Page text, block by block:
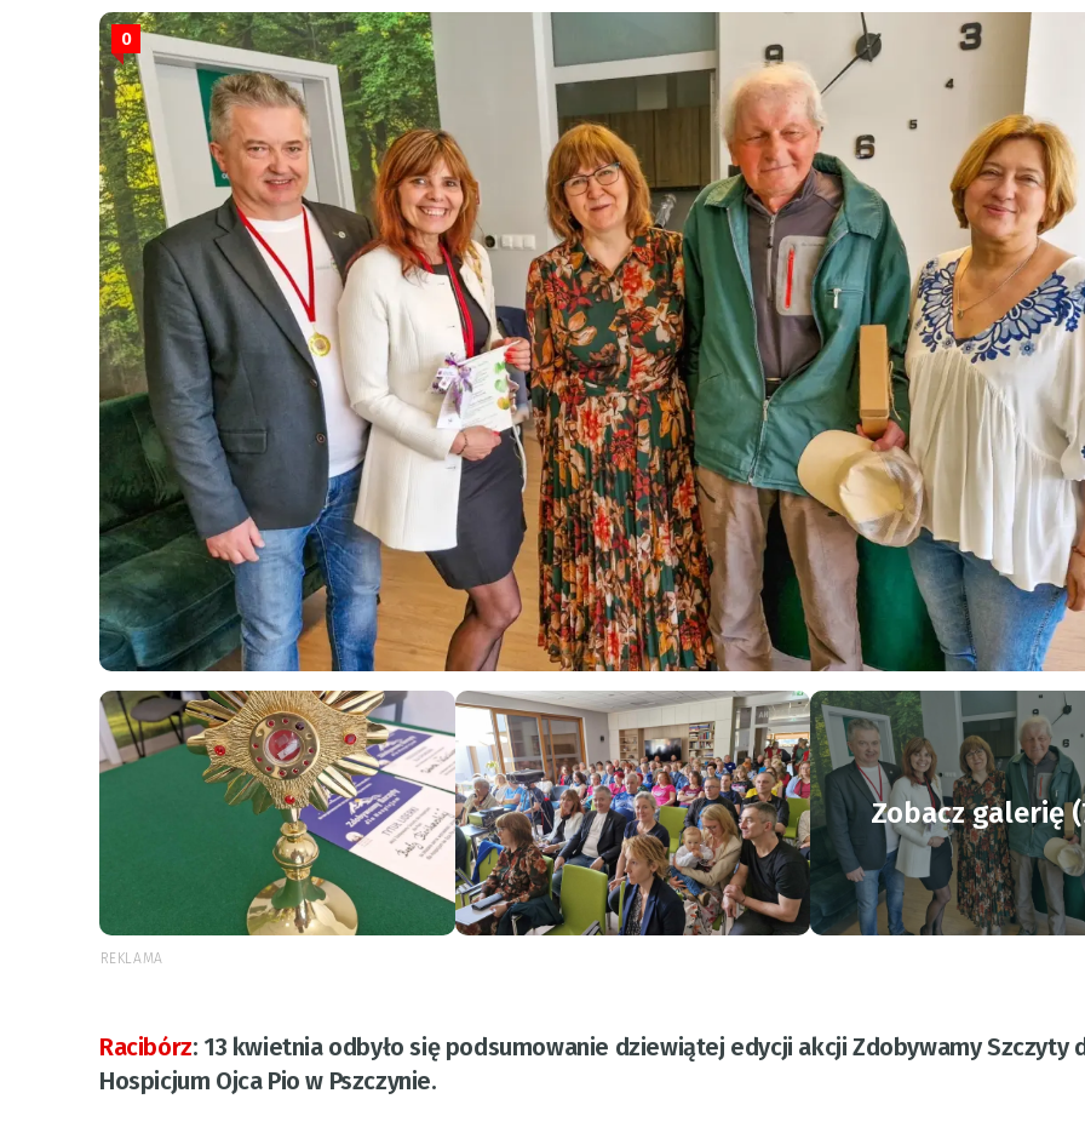
0
Zobacz galerię
REKLAMA
Racibórz: 13 kwietnia odbyło się podsumowanie dziewiątej edycji akcji Zdobywamy Szczyty
Hospicjum Ojca Pio w Pszczynie.